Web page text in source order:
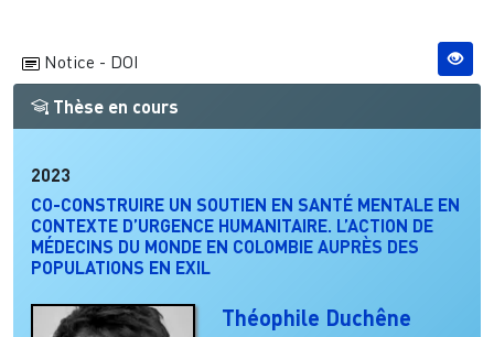
Notice - DOI
Thèse en cours
2023
CO-CONSTRUIRE UN SOUTIEN EN SANTÉ MENTALE EN
CONTEXTE D’URGENCE HUMANITAIRE. L’ACTION DE
MÉDECINS DU MONDE EN COLOMBIE AUPRÈS DES
POPULATIONS EN EXIL
Théophile Duchêne